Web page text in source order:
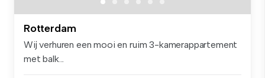
Rotterdam
Wij verhuren een mooi en ruim 3-kamerappartement
met balk...